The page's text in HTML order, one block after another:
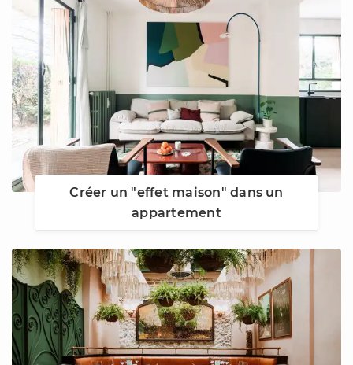
Créer un "effet maison" dans un
appartement